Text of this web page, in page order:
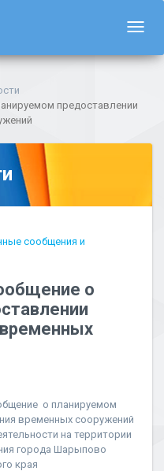
предоставлении
сообщения и
о
о планируемом
временных сооружений
на территории
города Шарыпово
края